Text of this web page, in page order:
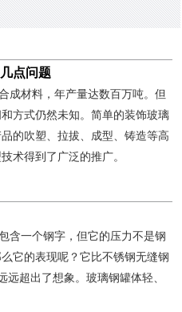
点问题
成材料，年产量达数百万吨。但
方式仍然未知。简单的装饰玻璃
的吹塑、拉拔、成型、铸造等高
术得到了广泛的推广。
一个钢字，但它的压力不是钢
它的表现呢？它比不锈钢无缝钢
了想象。玻璃钢罐体轻、